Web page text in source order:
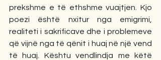
prekshme e të ethshme vuajtjen. Kjo
poezi është nxitur nga emigrimi,
realiteti i sakrificave dhe i problemeve
që vijnë nga të qënit i huaj në një vend
të huaj. Kështu vendlindja me këtë